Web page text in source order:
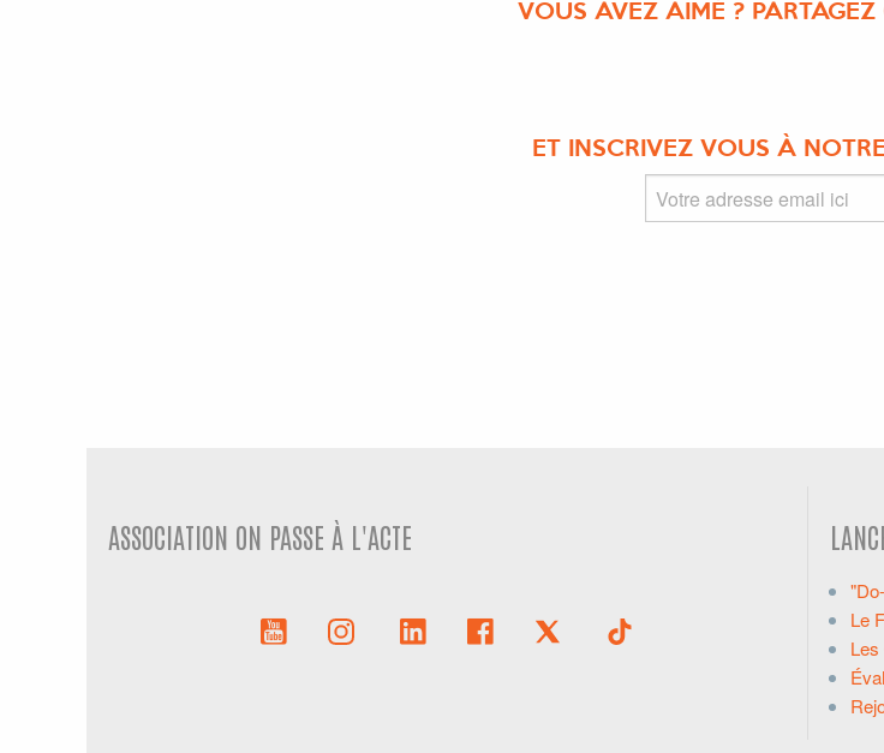
VOUS AVEZ AIMÉ ? PARTAGEZ
ET INSCRIVEZ VOUS À
ASSOCIATION ON PASSE À L'ACTE
Le